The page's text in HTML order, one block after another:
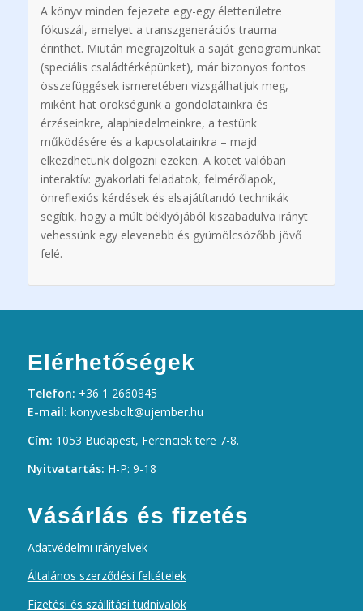
A könyv minden fejezete egy-egy életterületre
fókuszál, amelyet a transzgenerációs trauma
érinthet. Miután megrajzoltuk a saját genogramunkat
(speciális családtérképünket), már bizonyos fontos
összefüggések ismeretében vizsgálhatjuk meg,
miként hat örökségünk a gondolatainkra és
érzéseinkre, alaphiedelmeinkre, a testünk
működésére és a kapcsolatainkra – majd
elkezdhetünk dolgozni ezeken. A kötet valóban
interaktív: gyakorlati feladatok, felmérőlapok,
önreflexiós kérdések és elsajátítandó technikák
segítik, hogy a múlt béklyójából kiszabadulva irányt
vehessünk egy elevenebb és gyümölcsözőbb jövő
felé.
Elérhetőségek
Telefon: +36 1 2660845
E-mail: konyvesbolt@ujember.hu
Cím: 1053 Budapest, Ferenciek tere 7-8.
Nyitvatartás: H-P: 9-18
Vásárlás és fizetés
Adatvédelmi irányelvek
Általános szerződési feltételek
Fizetési és szállítási tudnivalók